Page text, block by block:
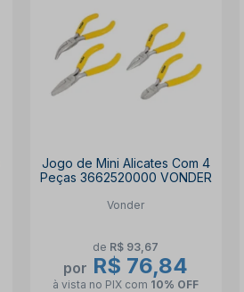
Jogo de Mini Alicates Com 4
Peças 3662520000 VONDER
Vonder
de R$ 93,67
por R$ 76,84
à vista no PIX com 10% OFF